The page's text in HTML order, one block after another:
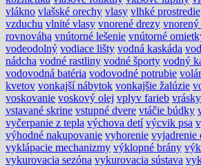
vlákno vlašské orechy vlasy vlhké prostredie
vzduchu vlnité vlasy vnorené drezy vnorený
rovnováha vnútorné lešenie vnútorné
vodeodolný vodiace lišty vodná kaskáda
nádcha vodné rastliny vodné športy vodný
vodovodná batéria vodovodné potrubie
kvetov vonkajší nábytok vonkajšie žalúzie
voskovanie voskový olej vplyv farieb vrásky
vstavané skrine vstupné dvere vtáčie búdky
vyčerpanie z tepla výchova detí výcvik psa
výhodné nakupovanie vyhorenie vyjadrenie
vyklápacie mechanizmy výklopné brány
vykurovacia sezóna vykurovacia sústava